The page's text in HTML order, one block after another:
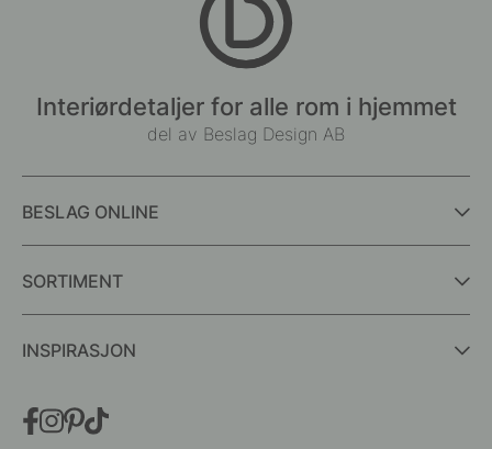
Interiørdetaljer for alle rom i hjemmet
del av Beslag Design AB
BESLAG ONLINE
SORTIMENT
INSPIRASJON